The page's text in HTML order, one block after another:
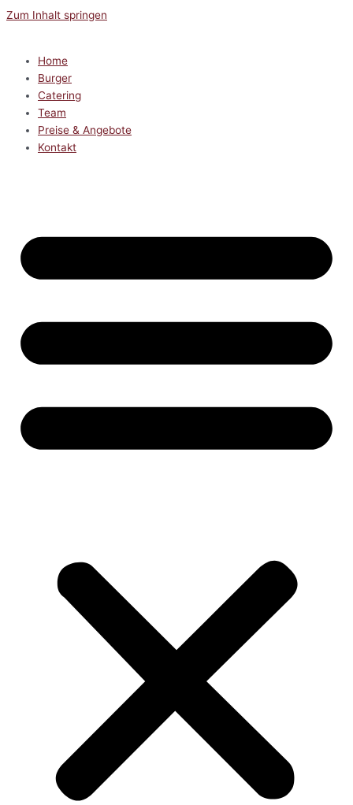
Zum Inhalt springen
Home
Burger
Catering
Team
Preise & Angebote
Kontakt